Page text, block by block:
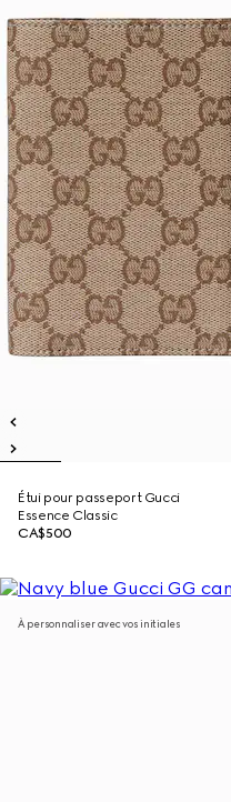
Étui pour passeport Gucci
Essence Classic
CA$500
À personnaliser avec vos initiales